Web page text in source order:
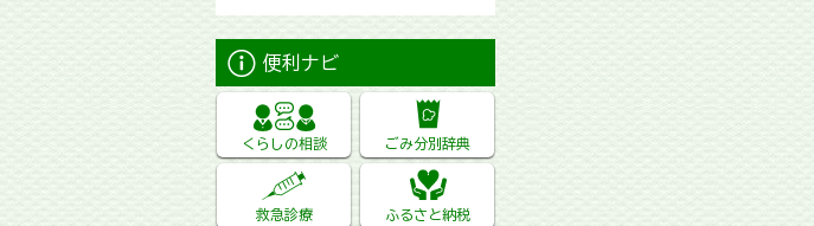
便利ナビ
くらしの相談 ごみ分別辞典
救急診療 ふるさと納税